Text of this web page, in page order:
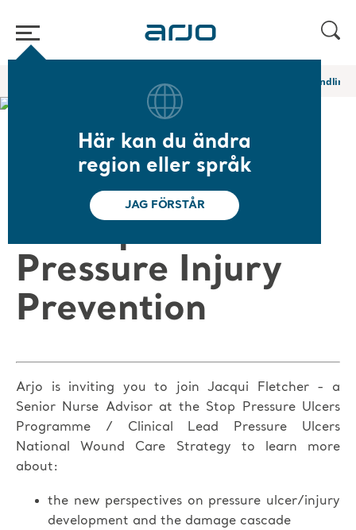
Här kan du ändra
region eller språk
JAG FÖRSTÅR
Academy-webbinarier och e-utbildningar Patient
❮ Tillbaka till webbinarier
Patient Handling
Pressure Injury
Prevention
Arjo is inviting you to join Jacqui Fletcher - a
Senior Nurse Advisor at the Stop Pressure Ulcers
Programme / Clinical Lead Pressure Ulcers
National Wound Care Strategy to learn more
about:
the new perspectives on pressure ulcer/injury
development and the damage cascade